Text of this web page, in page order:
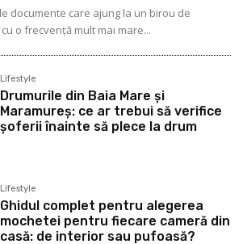
documente care ajung la un birou de
o frecvență mult mai mare...
Lifestyle
Drumurile din Baia Mare și
Maramureș: ce ar trebui să verifice
șoferii înainte să plece la drum
Lifestyle
Ghidul complet pentru alegerea
mochetei pentru fiecare cameră din
casă: de interior sau pufoasă?